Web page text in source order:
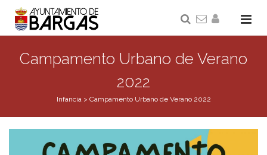
Campamento Urbano de Verano
2022
Infancia> Campamento Urbano de Verano 2022